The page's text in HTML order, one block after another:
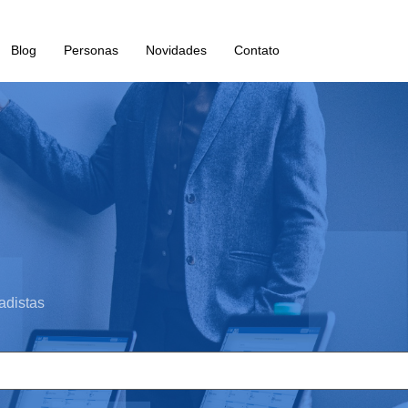
Blog Personas Novidades Contato